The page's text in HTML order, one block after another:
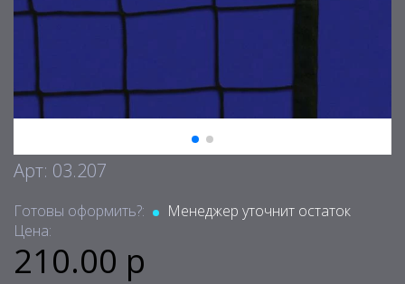
Арт: 03.207
Готовы оформить?:
Менеджер уточнит остаток
Цена:
210.00 р